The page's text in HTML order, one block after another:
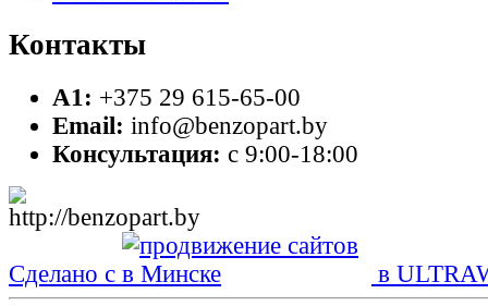
Контакты
A1: +375 29 615-65-00
Email: info@benzopart.by
Консультация: с 9:00-18:00
Сделано с в